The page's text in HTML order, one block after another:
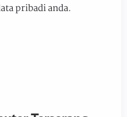
pribadi anda.